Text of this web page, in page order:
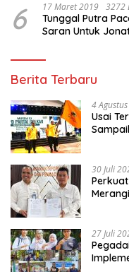
6 17 Maret 2019 3272
Tunggal Putra
Saran Untuk
Berita Terbaru
4
Usai
30 Juli
27 Juli